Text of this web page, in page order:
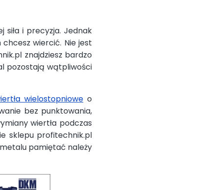
siła i precyzja. Jednak
wiercić. Nie jest
znajdziesz bardzo
pozostają wątpliwości
wielostopniowe o
bez punktowania,
wiertła podczas
sklepu profitechnik.pl
pamiętać należy